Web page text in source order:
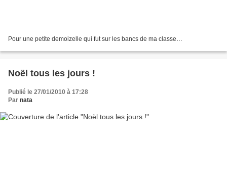
Pour une petite demoizelle qui fut sur les bancs de ma classe…
Noël tous les jours !
Publié le 27/01/2010 à 17:28
Par nata